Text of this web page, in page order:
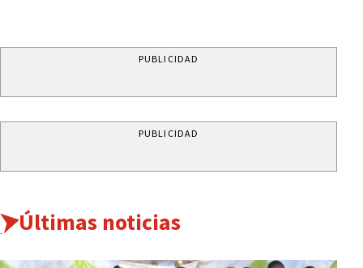
PUBLICIDAD
PUBLICIDAD
Últimas noticias